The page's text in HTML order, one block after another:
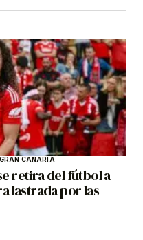
GRAN CANARIA
retira del fútbol a
lastrada por las